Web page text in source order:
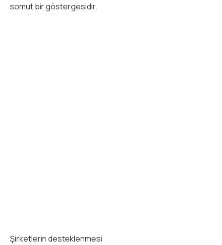
somut bir göstergesidir.
Şirketlerin desteklenmesi